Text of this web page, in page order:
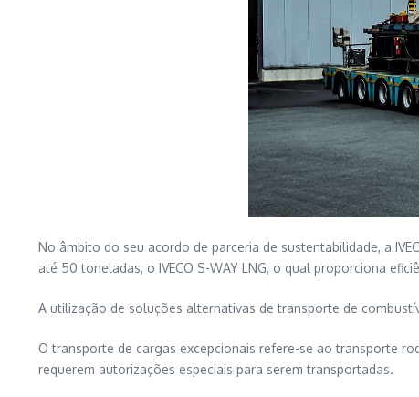
No âmbito do seu acordo de parceria de sustentabilidade, a
até 50 toneladas, o IVECO S-WAY LNG, o qual proporciona
A utilização de soluções alternativas de transporte de
O transporte de cargas excepcionais refere-se ao transporte
requerem autorizações especiais para serem transportadas.